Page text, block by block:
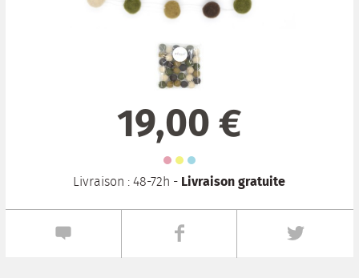
19,00 €
Livraison : 48-72h - Livraison gratuite